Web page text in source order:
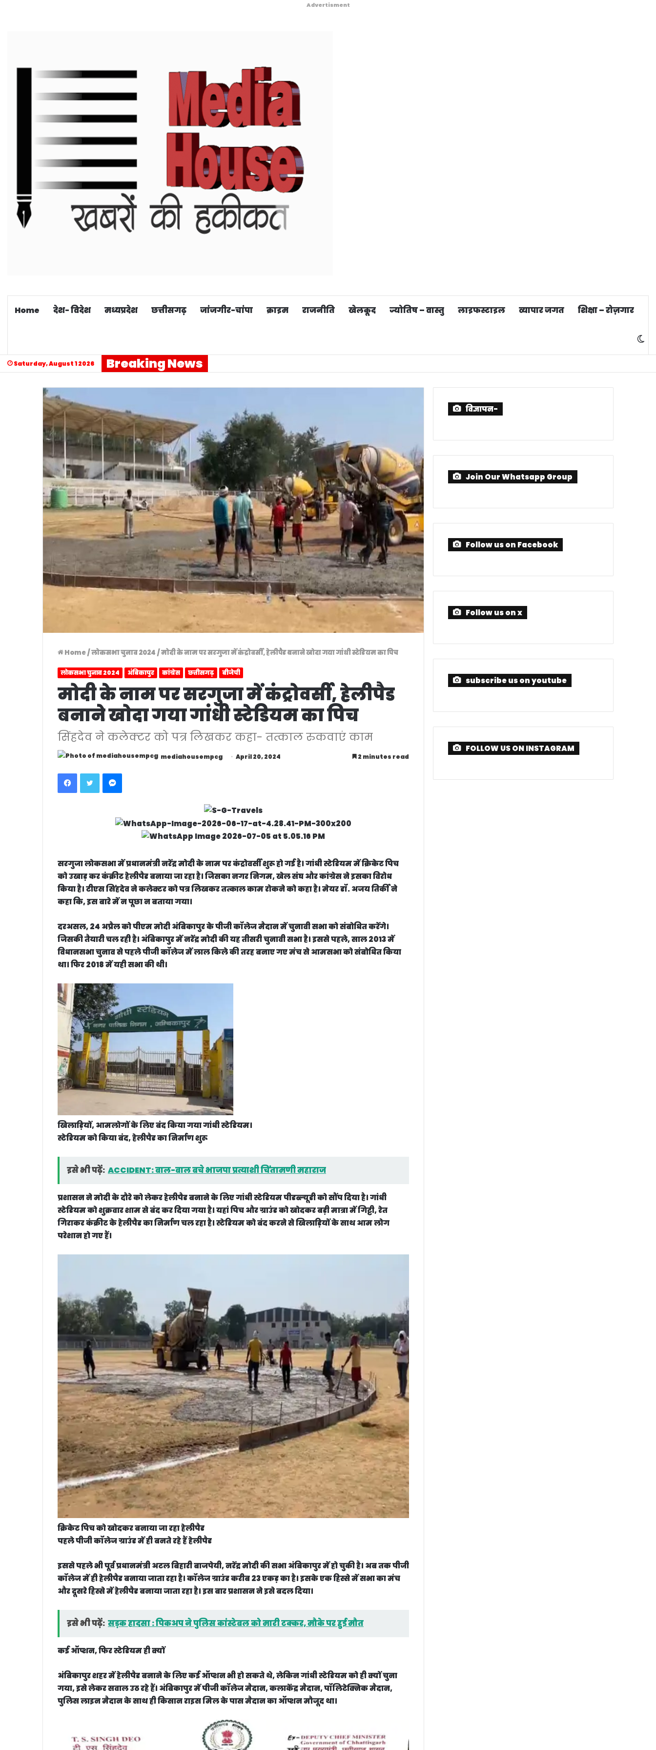
Advertisment
Home देश- विदेश मध्यप्रदेश छत्तीसगढ़ जांजगीर-चांपा क्राइम राजनीति खेलकूद ज्योतिष – वास्तु लाइफस्टाइल व्यापार जगत शिक्षा – रोज़गार
Saturday, August 1 2026 Breaking News
Home/लोकसभा चुनाव 2024 /मोदी के नाम पर सरगुजा में कंट्रोवर्सी, हेलीपैड बनाने खोदा गया गांधी स्टेडियम का पिच
लोकसभा चुनाव 2024 अंबिकापुर कांग्रेस छत्तीसगढ़ बीजेपी
मोदी के नाम पर सरगुजा में कंट्रोवर्सी, हेलीपैड
बनाने खोदा गया गांधी स्टेडियम का पिच
सिंहदेव ने कलेक्टर को पत्र लिखकर कहा- तत्काल रुकवाएं काम
mediahousempcg April 20, 2024 2 minutes read
Facebook Twitter
सरगुजा लोकसभा में प्रधानमंत्री नरेंद्र मोदी के नाम पर कंट्रोवर्सी शुरू हो गई है। गांधी स्टेडियम में क्रिकेट पिच
को उखाड़ कर कंक्रीट हेलीपैड बनाया जा रहा है। जिसका नगर निगम, खेल संघ और कांग्रेस ने इसका विरोध
किया है। टीएस सिंहदेव ने कलेक्टर को पत्र लिखकर तत्काल काम रोकने को कहा है। मेयर डॉ. अजय तिर्की ने
कहा कि, इस बारे में न पूछा न बताया गया।
दरअसल, 24 अप्रैल को पीएम मोदी अंबिकापुर के पीजी कॉलेज मैदान में चुनावी सभा को संबोधित करेंगे।
जिसकी तैयारी चल रही है। अंबिकापुर में नरेंद्र मोदी की यह तीसरी चुनावी सभा है। इससे पहले, साल 2013 में
विधानसभा चुनाव से पहले पीजी कॉलेज में लाल किले की तरह बनाए गए मंच से आमसभा को संबोधित किया
था। फिर 2018 में यही सभा की थी।
खिलाड़ियों, आमलोगों के लिए बंद किया गया गांधी स्टेडियम।
स्टेडियम को किया बंद, हेलीपैड का निर्माण शुरू
इसे भी पढ़ें: ACCIDENT: बाल-बाल बचे भाजपा प्रत्याशी चिंतामणी महाराज
प्रशासन ने मोदी के दौरे को लेकर हेलीपैड बनाने के लिए गांधी स्टेडियम पीडब्ल्यूडी को सौंप दिया है। गांधी
स्टेडियम को शुक्रवार शाम से बंद कर दिया गया है। यहां पिच और ग्राउंड को खोदकर बड़ी मात्रा में गिट्टी, रेत
गिराकर कंक्रीट के हेलीपैड का निर्माण चल रहा है। स्टेडियम को बंद करने से खिलाड़ियों के साथ आम लोग
परेशान हो गए हैं।
क्रिकेट पिच को खोदकर बनाया जा रहा हेलीपैड
पहले पीजी कॉलेज ग्राउंड में ही बनते रहे हैं हेलीपैड
इससे पहले भी पूर्व प्रधानमंत्री अटल बिहारी बाजपेयी, नरेंद्र मोदी की सभा अंबिकापुर में हो चुकी है। अब तक पीजी
कॉलेज में ही हेलीपैड बनाया जाता रहा है। कॉलेज ग्राउंड करीब 23 एकड़ का है। इसके एक हिस्से में सभा का मंच
और दूसरे हिस्से में हेलीपैड बनाया जाता रहा है। इस बार प्रशासन ने इसे बदल दिया।
इसे भी पढ़ें: सड़क हादसा : पिकअप ने पुलिस कांस्टेबल को मारी टक्कर, मौके पर हुई मौत
कई ऑप्शन, फिर स्टेडियम ही क्यों
अंबिकापुर शहर में हेलीपैड बनाने के लिए कई ऑप्शन भी हो सकते थे, लेकिन गांधी स्टेडियम को ही क्यों चुना
गया, इसे लेकर सवाल उठ रहे हैं। अंबिकापुर में पीजी कॉलेज मैदान, कलाकेंद्र मैदान, पॉलिटेक्निक मैदान,
पुलिस लाइन मैदान के साथ ही किसान राइस मिल के पास मैदान का ऑप्शन मौजूद था।
विज्ञापन-
Join Our Whatsapp Group
Follow us on Facebook
Follow us on x
subscribe us on youtube
FOLLOW US ON INSTAGRAM